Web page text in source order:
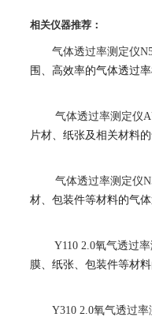
相关仪器推荐：
气体透过率测定仪
围、高效率的气体透过率
气体透过率测定仪
片材、纸张及相关材料
气体透过率测定仪
材、包装件等材料的气体
Y110 2.0氧气透过率
膜、纸张、包装件等材
Y310 2.0氧气透过率